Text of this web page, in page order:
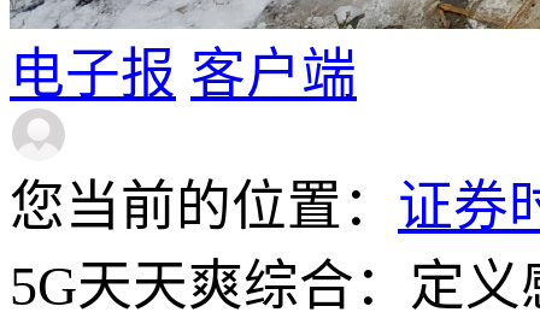
电子报 客户端
您当前的位置： 证券
5G天天爽综合：定